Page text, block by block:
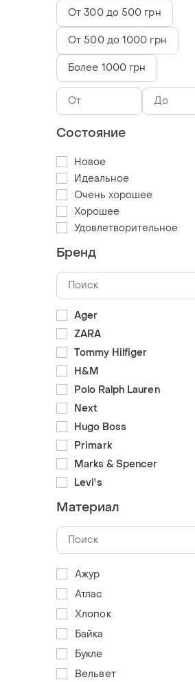
От 300 до 500 грн
От 500 до 1000 грн
Более 1000 грн
Состояние
Новое
Идеальное
Очень хорошее
Хорошее
Удовлетворительное
Бренд
Ager
ZARA
Tommy Hilfiger
H&M
Polo Ralph Lauren
Next
Hugo Boss
Primark
Marks & Spencer
Levi's
Материал
Ажур
Атлас
Хлопок
Байка
Букле
Вельвет